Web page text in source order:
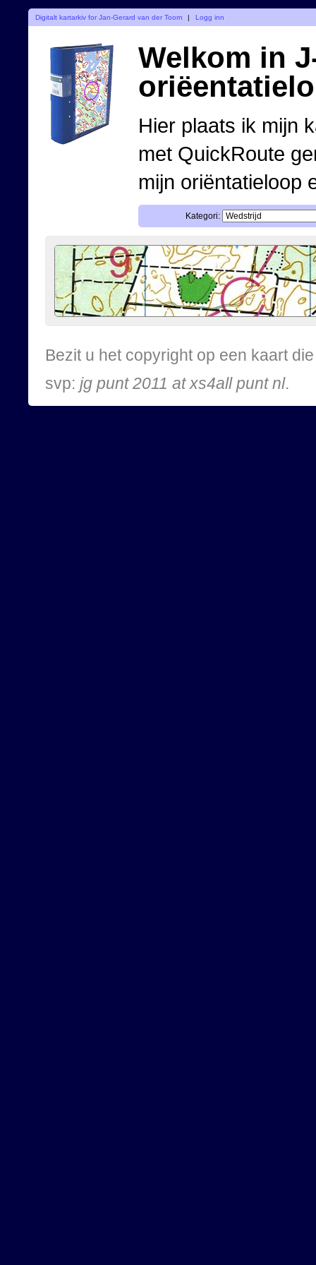
Digitalt kartarkiv for Jan-Gerard van der Toorn | Logg inn
Welkom in
Hier plaats ik mijn
met QuickRoute
mijn oriëntatieloop
Kategori:
Bezit u het copyright op een kaart
svp: jg punt 2011 at xs4all punt nl.